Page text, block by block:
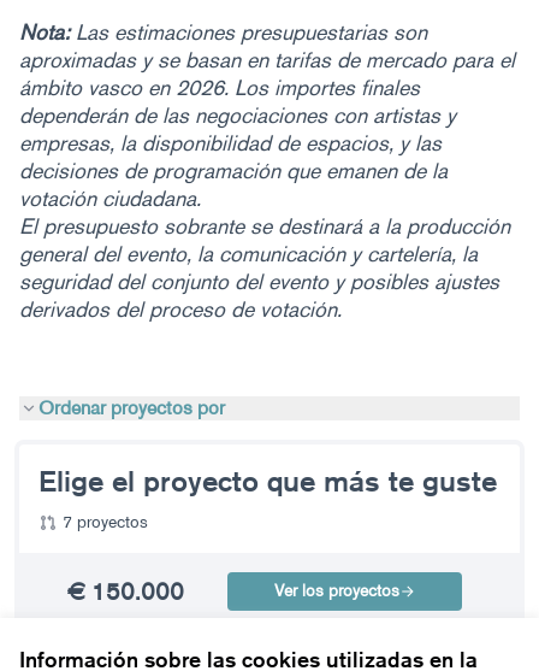
Información sobre las cookies utilizadas en la
Nota:Las estimaciones presupuestarias son
aproximadas y se basan en tarifas de mercado para el
ámbito vasco en 2026. Los importes finales
dependerán de las negociaciones con artistas y
empresas, la disponibilidad de espacios, y las
decisiones de programación que emanen de la
votación ciudadana.
El presupuesto sobrante se destinará a la producción
general del evento, la comunicación y cartelería, la
seguridad del conjunto del evento y posibles ajustes
derivados del proceso de votación.
Ordenar proyectos por
Elige el proyecto que más te guste
7 proyectos
€ 150.000 Ver los proyectos